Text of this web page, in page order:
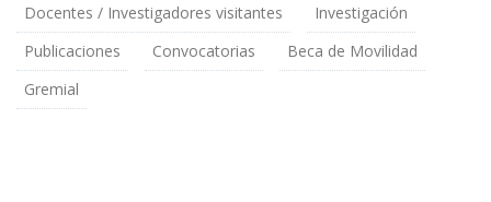
Docentes / Investigadores visitantes
Investigación
Publicaciones
Convocatorias
Beca de Movilidad
Gremial